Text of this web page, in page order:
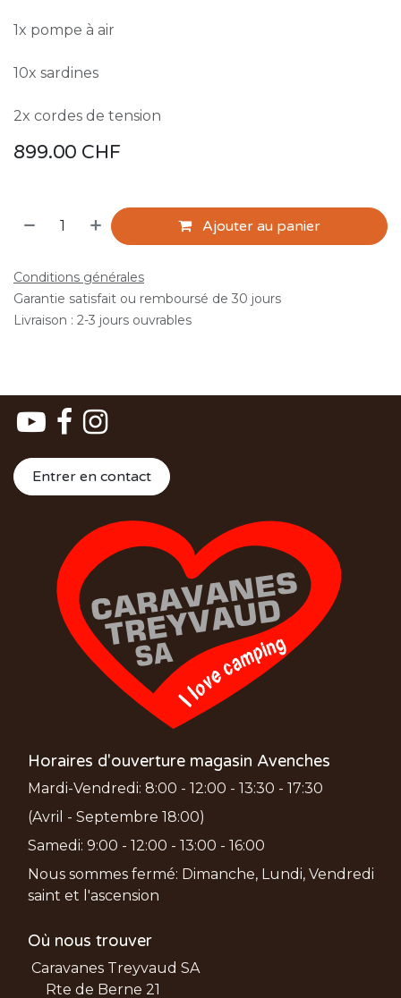
1x pompe à air
10x sardines
2x cordes de tension
899.00 CHF
Ajouter au panier
Conditions générales
Garantie satisfait ou remboursé de 30 jours
Livraison : 2-3 jours ouvrables
Entrer en contact
Horaires d'ouverture magasin Avenches
Mardi-Vendredi: 8:00 - 12:00 - 13:30 - 17:30
(Avril - Septembre 18:00)
Samedi: 9:00 - 12:00 - 13:00 - 16:00
Nous sommes fermé: Dimanche, Lundi, Vendredi
saint et l'ascension
Où nous trouver
Caravanes Treyvaud SA
Rte de Berne 21